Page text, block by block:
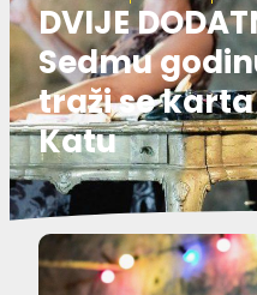
DVIJE
Sedmu
traži se karta
Katu